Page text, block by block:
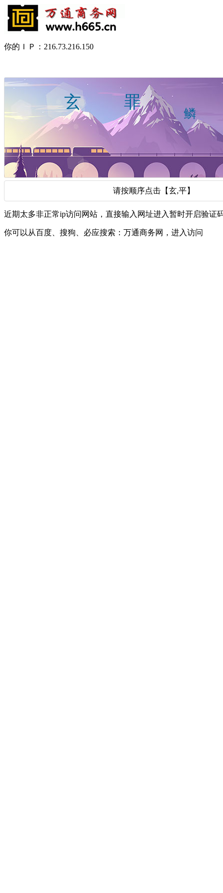
你的ＩＰ：216.73.216.150
请按顺序点击【玄,平】
近期太多非正常ip访问网站，直接输入网址进入暂时开启验证
你可以从百度、搜狗、必应搜索：万通商务网，进入访问